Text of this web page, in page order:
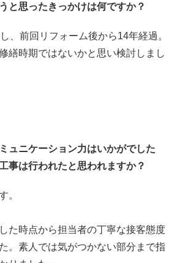
と思ったきっかけは何ですか？
、前回リフォーム後から14年経過。
繕時期ではないかと思い検討しまし
ュニケーション力はいかがでした
事は行われたと思われますか？
。
た時点から担当者の丁寧な接客態度
。素人では気がつかない部分まで指